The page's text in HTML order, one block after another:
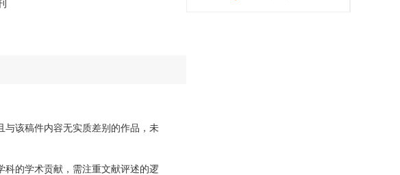
与该稿件内容无实质差别的作品，未
的学术贡献，需注重文献评述的逻